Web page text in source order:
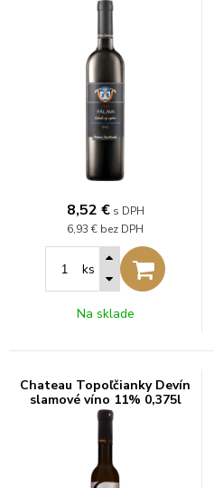
8,52 € s DPH
6,93 € bez DPH
ks
Na sklade
Chateau Topoľčianky Devín
slamové víno 11% 0,375l